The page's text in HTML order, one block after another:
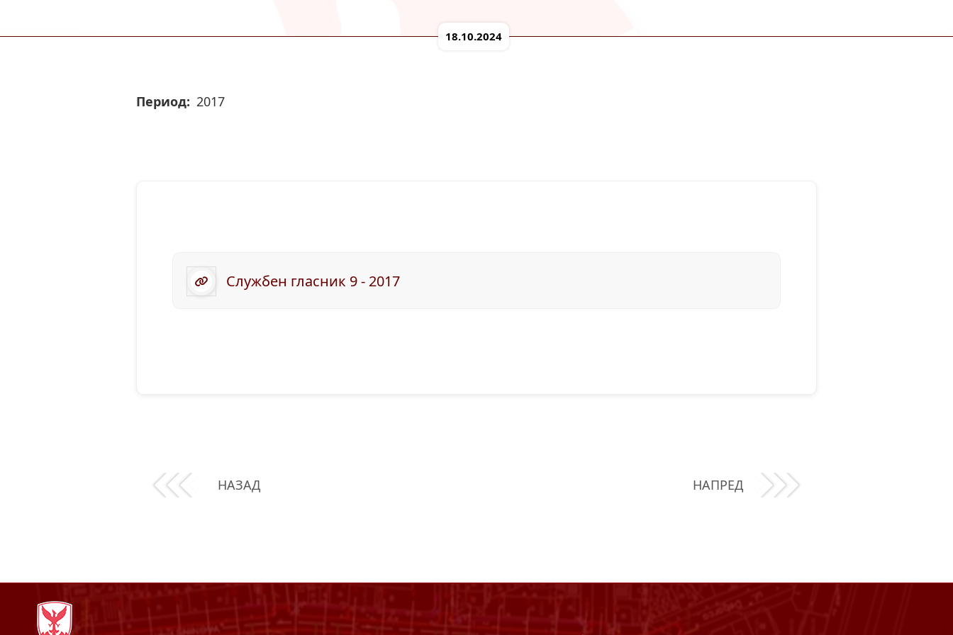
18.10.2024
Период 2017
Службен гласник 9 - 2017
НАЗАД НАПРЕД